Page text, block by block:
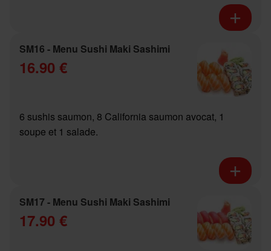
SM16 - Menu Sushi Maki Sashimi
16.90 €
6 sushis saumon, 8 California saumon avocat, 1
soupe et 1 salade.
SM17 - Menu Sushi Maki Sashimi
17.90 €